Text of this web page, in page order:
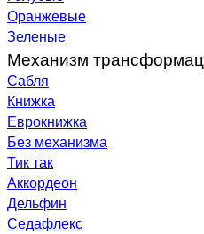
Оранжевые
Зеленые
Механизм
Сабля
Книжка
Еврокнижка
Без механизма
Тик так
Аккордеон
Дельфин
Седафлекс